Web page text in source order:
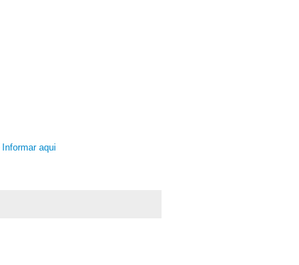
Informar aqui